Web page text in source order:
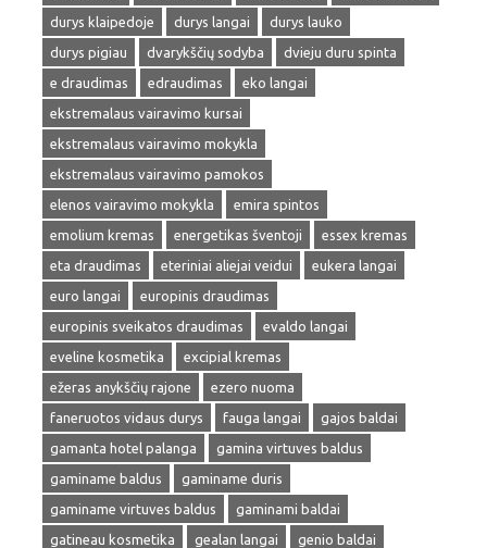
durys klaipedoje
durys langai
durys lauko
durys pigiau
dvarykščių sodyba
dvieju duru spinta
e draudimas
edraudimas
eko langai
ekstremalaus vairavimo kursai
ekstremalaus vairavimo mokykla
ekstremalaus vairavimo pamokos
elenos vairavimo mokykla
emira spintos
emolium kremas
energetikas šventoji
essex kremas
eta draudimas
eteriniai aliejai veidui
eukera langai
euro langai
europinis draudimas
europinis sveikatos draudimas
evaldo langai
eveline kosmetika
excipial kremas
ežeras anykščių rajone
ezero nuoma
faneruotos vidaus durys
fauga langai
gajos baldai
gamanta hotel palanga
gamina virtuves baldus
gaminame baldus
gaminame duris
gaminame virtuves baldus
gaminami baldai
gatineau kosmetika
gealan langai
genio baldai